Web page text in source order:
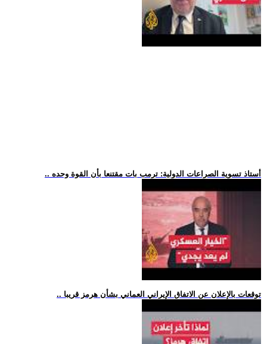
.. أستاذ تسوية الصراعات الدولية: ترمب بات مقتنعا بأن القوة وحده
.. توقعات بالإعلان عن الاتفاق الإيراني العماني بشأن هرمز قريبا